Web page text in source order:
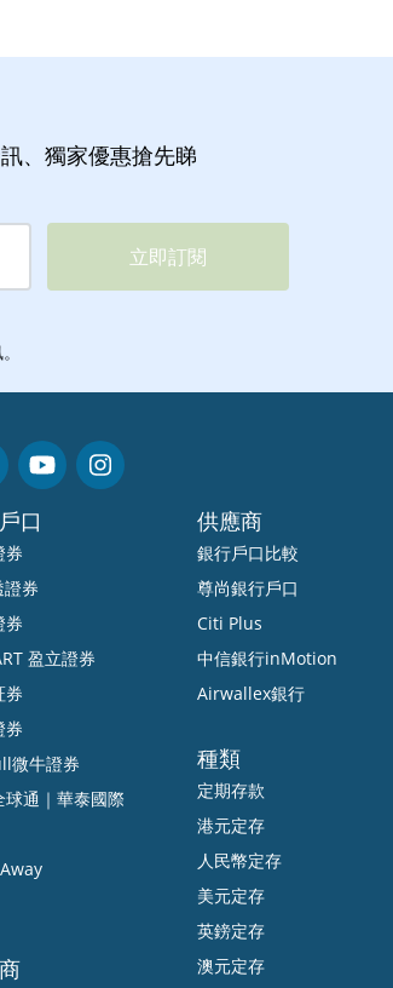
、獨家優惠搶先睇
口
券
證券
券
盈立證券
券
券
微牛證券
球通｜華泰國際
供應商
銀行戶口比較
尊尚銀行戶口
Citi Plus
中信銀行inMotion
Airwallex銀行
種類
定期存款
港元定存
人民幣定存
美元定存
英鎊定存
澳元定存